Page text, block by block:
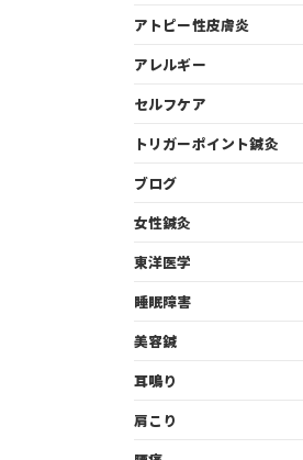
アトピー性皮膚炎
アレルギー
セルフケア
トリガーポイント鍼灸
ブログ
女性鍼灸
東洋医学
睡眠障害
美容鍼
耳鳴り
肩こり